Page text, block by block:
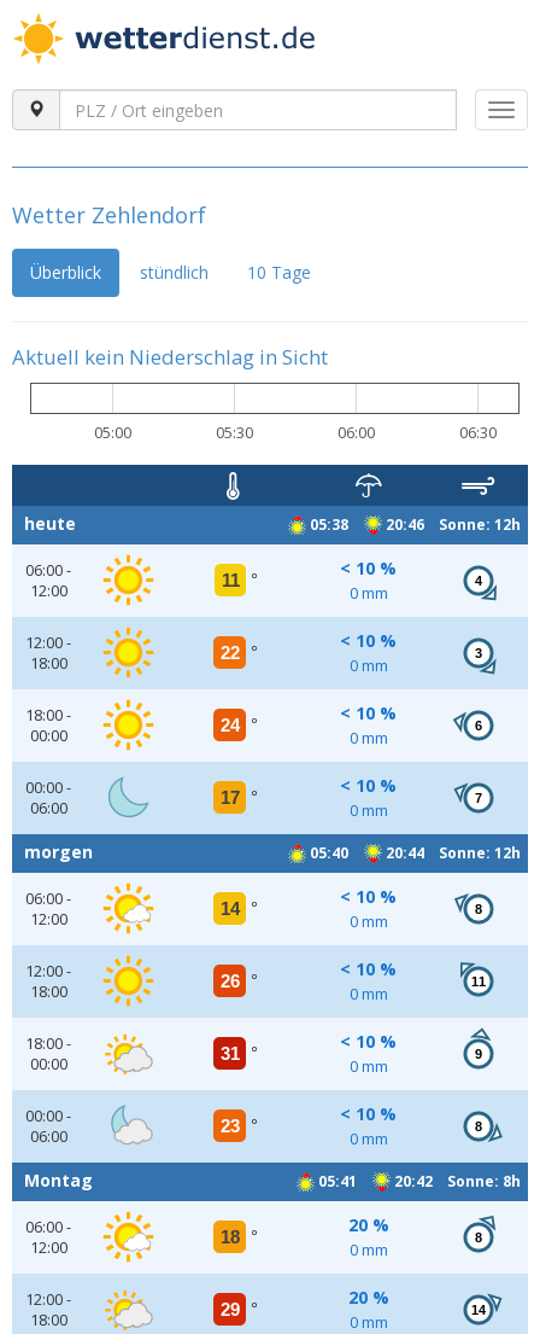
Wetter Zehlendorf
Überblick stündlich 10 Tage
Aktuell kein Niederschlag in Sicht
05:00 05:30 06:00 06:30
05:38 20:46 Sonne: 12h
heute
06:00 -
12:00
11 °
< 10 %
0 mm
4
12:00 -
18:00
22 °
< 10 %
0 mm
3
18:00 -
00:00
24 °
< 10 %
0 mm
6
00:00 -
06:00
17 °
< 10 %
0 mm
7
05:40 20:44 Sonne: 12h
morgen
06:00 -
12:00
14 °
< 10 %
0 mm
8
12:00 -
18:00
26 °
< 10 %
0 mm
11
18:00 -
00:00
31 °
< 10 %
0 mm
9
00:00 -
06:00
23 °
< 10 %
0 mm
8
05:41 20:42 Sonne: 8h
Montag
06:00 -
12:00
18 °
20 %
0 mm
8
12:00 -
18:00
29 °
20 %
0 mm
14